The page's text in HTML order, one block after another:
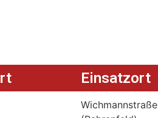
Einsatzort
Wichmannstraße